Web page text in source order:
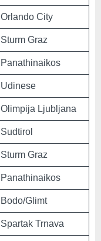
Orlando City
Sturm Graz
Panathinaikos
Udinese
Olimpija Ljubljana
Sudtirol
Sturm Graz
Panathinaikos
Bodo/Glimt
Spartak Trnava